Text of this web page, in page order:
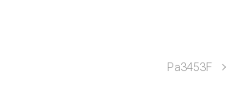
Pa3453F